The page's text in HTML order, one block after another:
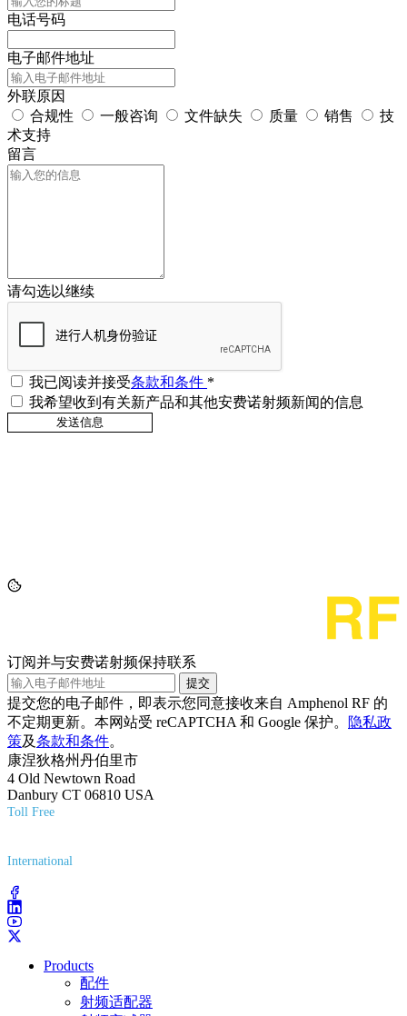
电话号码
电子邮件地址
外联原因
合规性
一般咨询 文件缺失 质量 销售
技
术支持
留言
请勾选以继续
我已阅读并接受条款和条件 *
我希望收到有关新产品和其他安费诺射频新闻的信息
订阅并与安费诺射频保持联系
提交
提交您的电子邮件，即表示您同意接收来自 Amphenol RF 的
不定期更新。本网站受 reCAPTCHA 和 Google 保护。
隐私政
策及条款和条件。
康涅狄格州丹伯里市
4 Old Newtown Road
Danbury CT 06810 USA
Toll Free
International
Products
配件
射频适配器